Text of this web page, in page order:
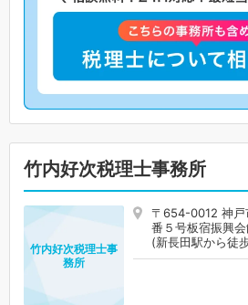
竹内好次税理士事務所
〒654-0012 神戸
番５号板宿振興
(新長田駅から徒
竹内好次税理士事
務所